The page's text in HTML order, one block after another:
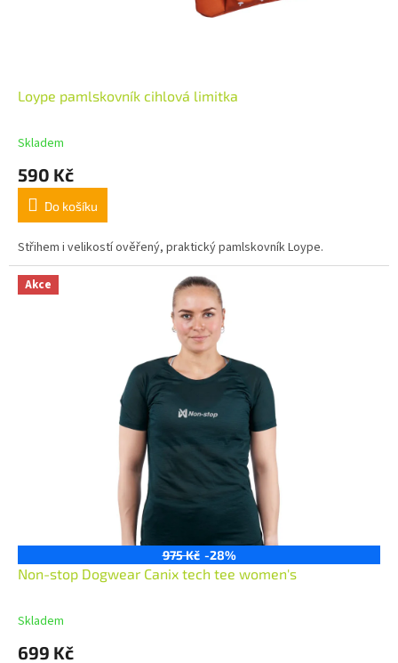
Loype pamlskovník cihlová limitka
Skladem
590 Kč
Do košíku
Střihem i velikostí ověřený, praktický pamlskovník Loype.
Akce
975 Kč -28%
Non-stop Dogwear Canix tech tee women's
Skladem
699 Kč